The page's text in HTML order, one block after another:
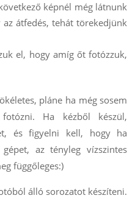
képnél még látnunk
átfedés, tehát törekedjünk
el, hogy amíg őt fotózzuk,
pláne ha még sosem
Ha kézből készül,
és figyelni kell, hogy ha
az tényleg vízszintes
függőleges:)
álló sorozatot készíteni.